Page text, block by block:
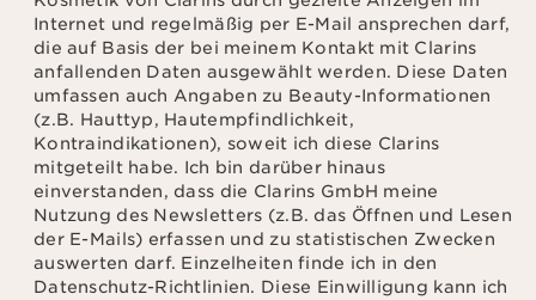
Internet und regelmäßig per E-Mail ansprechen darf,
die auf Basis der bei meinem Kontakt mit Clarins
anfallenden Daten ausgewählt werden. Diese Daten
umfassen auch Angaben zu Beauty-Informationen
(z.B. Hauttyp, Hautempfindlichkeit,
Kontraindikationen), soweit ich diese Clarins
mitgeteilt habe. Ich bin darüber hinaus
einverstanden, dass die Clarins GmbH meine
Nutzung des Newsletters (z.B. das Öffnen und Lesen
der E-Mails) erfassen und zu statistischen Zwecken
auswerten darf. Einzelheiten finde ich in den
Datenschutz-Richtlinien. Diese Einwilligung kann ich